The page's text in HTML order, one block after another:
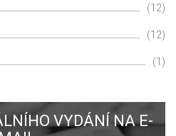
(12)
(12)
(1)
VYDÁNÍ NA E-